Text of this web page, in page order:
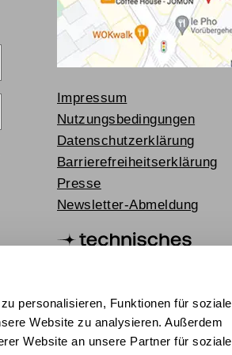
personalisieren, Funktionen für soziale
Website zu analysieren. Außerdem
Website an unsere Partner für soziale
Impressum
Nutzungsbedingungen
Datenschutzerklärung
Barrierefreiheitserklärung
Presse
Newsletter-Abmeldung